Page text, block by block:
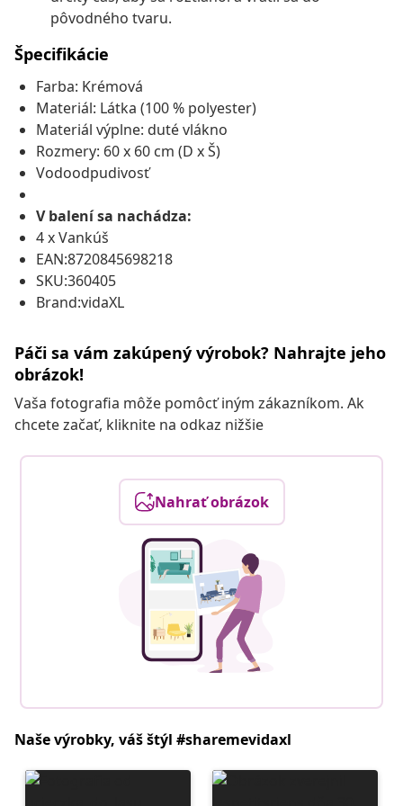
pôvodného tvaru.
Špecifikácie
Farba: Krémová
Materiál: Látka (100 % polyester)
Materiál výplne: duté vlákno
Rozmery: 60 x 60 cm (D x Š)
Vodoodpudivosť
V balení sa nachádza:
4 x Vankúš
EAN:8720845698218
SKU:360405
Brand:vidaXL
Páči sa vám zakúpený výrobok? Nahrajte jeho
obrázok!
Vaša fotografia môže pomôcť iným zákazníkom. Ak
chcete začať, kliknite na odkaz nižšie
Nahrať obrázok
Naše výrobky, váš štýl #sharemevidaxl